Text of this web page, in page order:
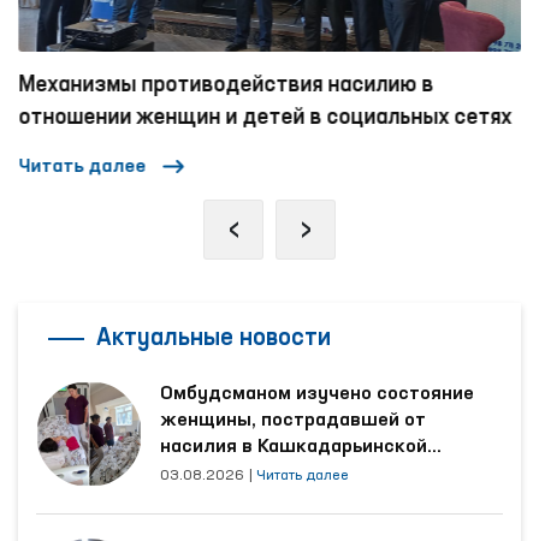
Механизмы противодействия насилию в
отношении женщин и детей в социальных сетях
Читать далее
‹ ›
Актуальные новости
Омбудсманом изучено состояние
женщины, пострадавшей от
насилия в Кашкадарьинской
области
03.08.2026 Читать далее